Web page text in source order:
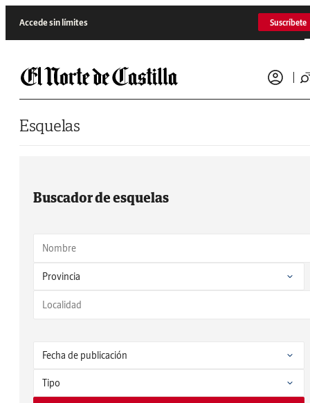
Accede sin límites Suscríbete
Esquelas
Buscador de esquelas